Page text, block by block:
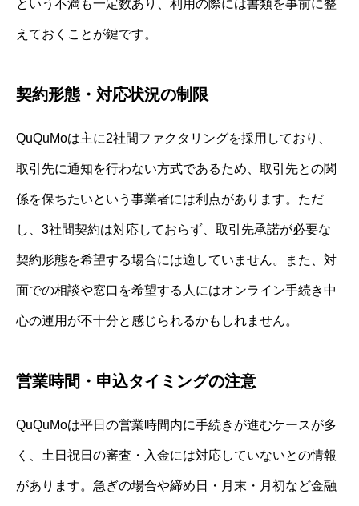
という不満も一定数あり、利用の際には書類を事前に整
えておくことが鍵です。
契約形態・対応状況の制限
QuQuMoは主に2社間ファクタリングを採用しており、
取引先に通知を行わない方式であるため、取引先との関
係を保ちたいという事業者には利点があります。ただ
し、3社間契約は対応しておらず、取引先承諾が必要な
契約形態を希望する場合には適していません。また、対
面での相談や窓口を希望する人にはオンライン手続き中
心の運用が不十分と感じられるかもしれません。
営業時間・申込タイミングの注意
QuQuMoは平日の営業時間内に手続きが進むケースが多
く、土日祝日の審査・入金には対応していないとの情報
があります。急ぎの場合や締め日・月末・月初など金融